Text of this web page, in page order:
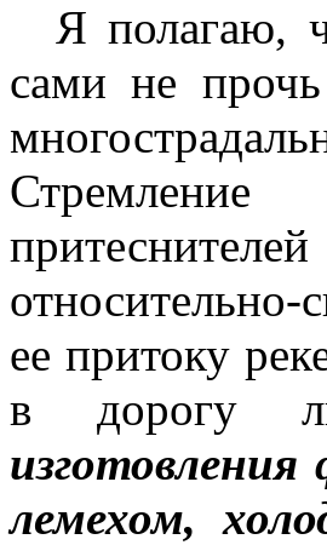
Я полагаю,
сами не
Стремление
ее притоку
в дорогу
лемехом,